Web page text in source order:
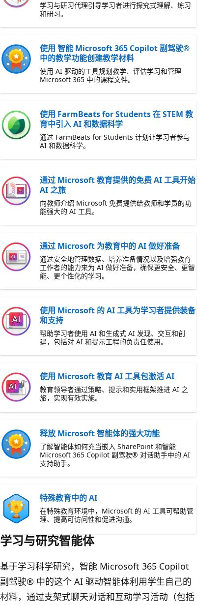
学习与研习代理引导学习者进行探究式理解、练习
和研习。
使用 智能 Microsoft 365 Copilot 副驾驶®
中的教学功能创建教学材料
使用 AI 驱动的工具规划教学、评估学习和管理
Microsoft 365 中的课程文件。
使用 FarmBeats for Students 在 STEM 教
育中引入 AI 和数据科学
通过 FarmBeats for Students 计划让学习者参与
AI 和数据科学。
通过 Microsoft 教育提供的免费 AI 工具开始
AI 之旅
向教师介绍 Microsoft 免费提供给教师和学员的功
能强大的 AI 工具。
通过 Microsoft 为教育中的 AI 做好准备
通过安全地管理数据、培养准备情况以及增强教育
工作者的能力来为 AI 做好准备，确保更安全、更智
能、更个性化的学习。
使用 Microsoft 的 AI 工具为学习者提供装备
和支持
帮助学习者使用 AI 和生成式 AI 发现、交互和创
建，包括对 AI 和提示工程的负责任使用。
使用 Microsoft 教育 AI 工具包激活 AI
教育领导者通过策略、提示和实用框架推进 AI 之
旅，实现有效实施。
释放 Microsoft 智能体的强大功能
了解智能体如何充当嵌入 SharePoint 和智能
Microsoft 365 Copilot 副驾驶® 对话助手中的 AI
支持助手。
特殊教育中的 AI
在特殊教育环境中，Microsoft 的 AI 工具可帮助管
理、提高可访问性和促进沟通。
学习与研究智能体
基于学习科学研究，智能 Microsoft 365 Copilot
副驾驶® 中的这个 AI 驱动智能体利用学生自己的
材料，通过支架式聊天对话和互动学习活动（包括